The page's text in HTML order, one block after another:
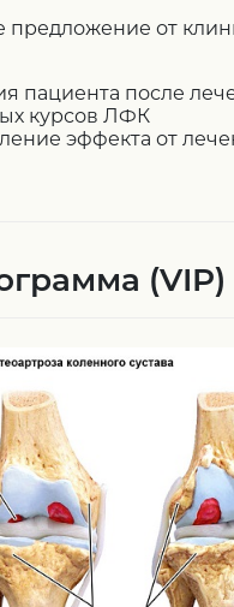
предложение от
пациента после
курсов ЛФК
эффекта от
(VIP)